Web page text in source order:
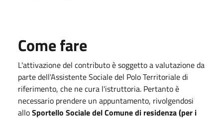
Come fare
L'attivazione del contributo è soggetto a valutazione da
parte dell'Assistente Sociale del Polo Territoriale di
riferimento, che ne cura l'istruttoria. Pertanto è
necessario prendere un appuntamento, rivolgendosi
alloSportello Sociale del Comune di residenza (per i